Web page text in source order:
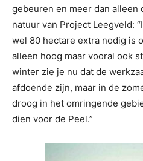
gebeuren en meer dan alleen
natuur van Project Leegveld:
wel 80 hectare extra nodig is
alleen hoog maar vooral ook
winter zie je nu dat de
afdoende zijn, maar in de
droog in het omringende
dien voor de Peel.”